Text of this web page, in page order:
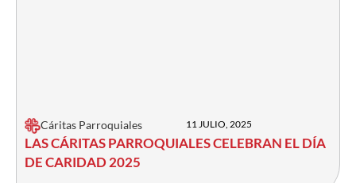
Cáritas Parroquiales 11 JULIO, 2025
LAS CÁRITAS PARROQUIALES CELEBRAN EL DÍA
DE CARIDAD 2025